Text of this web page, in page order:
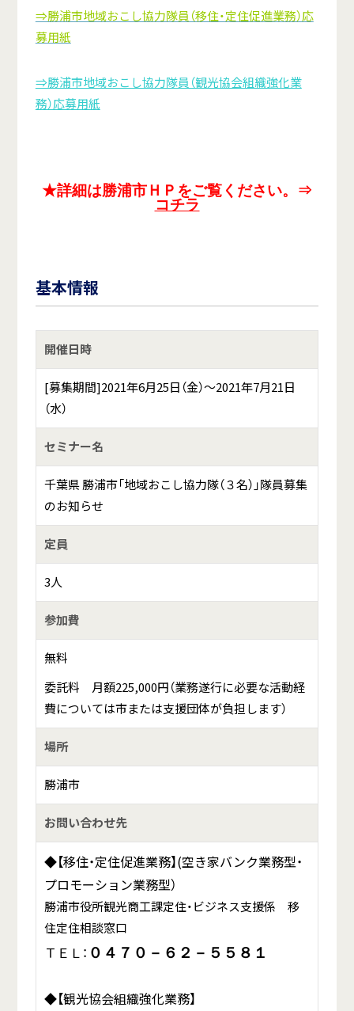
⇒勝浦市地域おこし協力隊員（移住・定住促進業務）応
募用紙
⇒勝浦市地域おこし協力隊員（観光協会組織強化業
務）応募用紙
★詳細は勝浦市ＨＰをご覧ください。⇒
コチラ
基本情報
開催日時
[募集期間]2021年6月25日（金）～2021年7月21日
（水）
セミナー名
千葉県 勝浦市「地域おこし協力隊（３名）」隊員募集
のお知らせ
定員
3人
参加費
無料
委託料 月額225,000円（業務遂行に必要な活動経
費については市または支援団体が負担します）
場所
勝浦市
お問い合わせ先
◆【移住・定住促進業務】(空き家バンク業務型・
プロモーション業務型）
勝浦市役所観光商工課定住・ビジネス支援係 移
住定住相談窓口
ＴＥＬ： ０４７０－６２－５５８１
◆【観光協会組織強化業務】